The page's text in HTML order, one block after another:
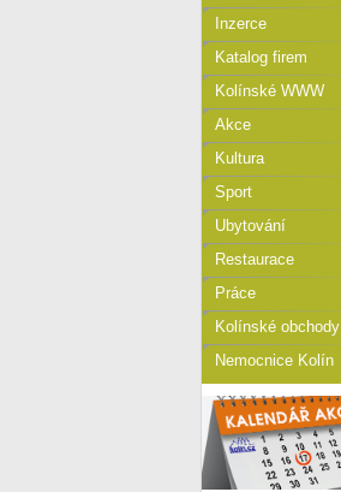
Inzerce
Katalog firem
Kolínské WWW
Akce
Kultura
Sport
Ubytování
Restaurace
Práce
Kolínské obchody
Nemocnice Kolín